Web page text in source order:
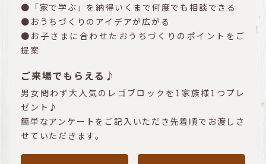
●「家で学ぶ」を納得いくまで何度でも相談できる
●おうちづくりのアイデアが広がる
●お子さまに合わせたおうちづくりのポイントをご
提案
ご来場でもらえる♪
男女問わず大人気のレゴブロックを1家族様1つプレ
ゼント♪
簡単なアンケートをご記入いただき先着順でお渡しさ
せていただきます。